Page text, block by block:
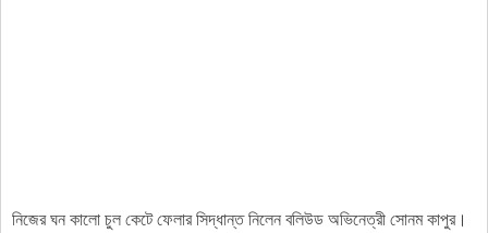
নিজের ঘন কালো চুল কেটে ফেলার সিদ্ধান্ত নিলেন বলিউড অভিনেত্রী সোনম কাপুর।